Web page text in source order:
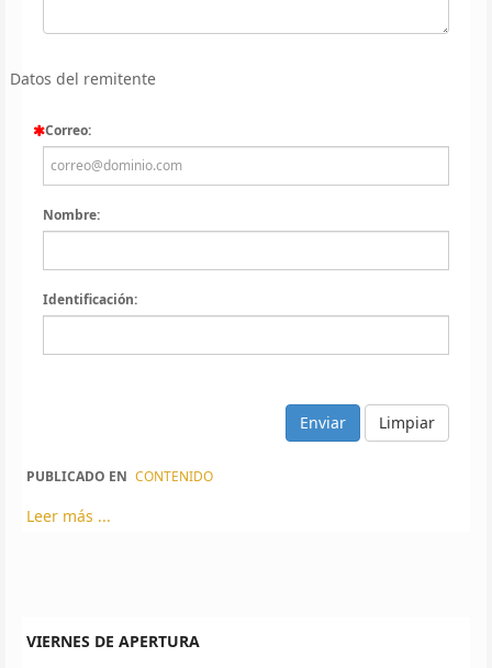
Datos del remitente
Correo:
Nombre:
Identificación:
Limpiar
PUBLICADO EN CONTENIDO
Leer más ...
VIERNES DE APERTURA